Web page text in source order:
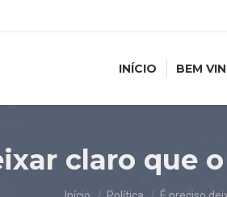
INÍCIO BEM
claro que
Você está aqui: